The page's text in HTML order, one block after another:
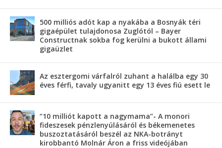
500 milliós adót kap a nyakába a Bosnyák téri
gigaépület tulajdonosa Zuglótól – Bayer
Constructnak sokba fog kerülni a bukott állami
gigaüzlet
Az esztergomi várfalról zuhant a halálba egy 30
éves férfi, tavaly ugyanitt egy 13 éves fiú esett le
“10 milliót kapott a nagymama”- A monori
fideszesek pénzlenyúlásáról és békemenetes
buszoztatásáról beszél az NKA-botrányt
kirobbantó Molnár Áron a friss videójában